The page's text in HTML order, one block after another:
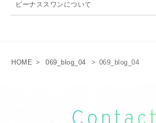
ビーナススワンについて
HOME > 069_blog_04 > 069_blog_04